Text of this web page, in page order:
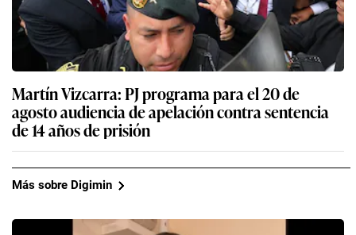
Más sobre Digimin